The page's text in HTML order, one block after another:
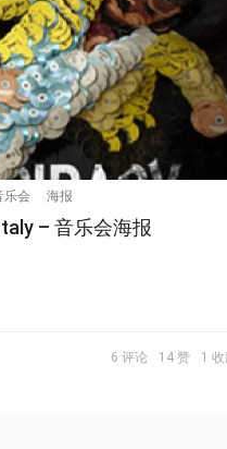
乐会 海报
– 音乐会海报
6 评论 14 赞 1